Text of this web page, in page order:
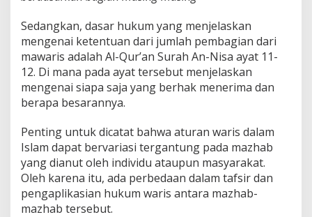
Sedangkan, dasar hukum yang menjelaskan
mengenai ketentuan dari jumlah pembagian dari
mawaris adalah Al-Qur’an Surah An-Nisa ayat 11-
12. Di mana pada ayat tersebut menjelaskan
mengenai siapa saja yang berhak menerima dan
berapa besarannya.
Penting untuk dicatat bahwa aturan waris dalam
Islam dapat bervariasi tergantung pada mazhab
yang dianut oleh individu ataupun masyarakat.
Oleh karena itu, ada perbedaan dalam tafsir dan
pengaplikasian hukum waris antara mazhab-
mazhab tersebut.